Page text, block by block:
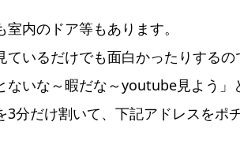
室内のドア等もあります。
ているだけでも面白かったりするの
ないな～暇だな～youtube見よう」
3分だけ割いて、下記アドレスをポ